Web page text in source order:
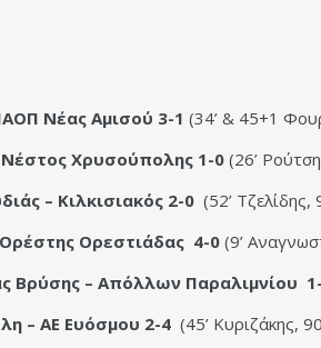
Νέας Αμισού 3-1 (34’ & 45+1
Νέστος Χρυσούπολης 1-0 (26’
– Κιλκισιακός 2-0 (52’
Ορεστιάδας 4-0 (9’
Βρύσης – Απόλλων Παραλιμνίου
– ΑΕ Ευόσμου 2-4 (45’ Κυριζάκης,